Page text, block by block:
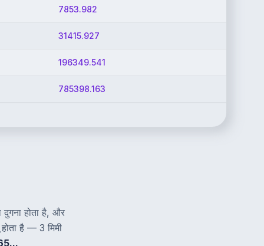
7853.982
31415.927
196349.541
785398.163
दुगना होता है, और
है — 3 मिमी